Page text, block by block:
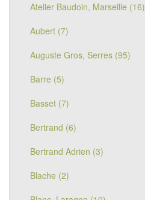
Atelier Baudoin, Marseille (16)
Aubert (7)
Auguste Gros, Serres (95)
Barre (5)
Basset (7)
Bertrand (6)
Bertrand Adrien (3)
Blache (2)